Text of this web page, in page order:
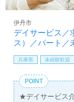
デイサービス／
ス）／パート／
伊丹市
兵庫県 未経験歓迎
POINT
★デイサービス